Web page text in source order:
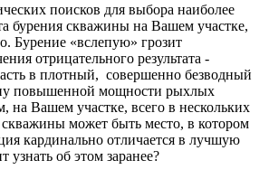
поисков для выбора наиболее
бурения скважины на Вашем участке,
Бурение «вслепую» грозит
отрицательного результата -
в плотный, совершенно безводный
повышенной мощности рыхлых
на Вашем участке, всего в нескольких
скважины может быть место, в котором
кардинально отличается в лучшую
узнать об этом заранее?